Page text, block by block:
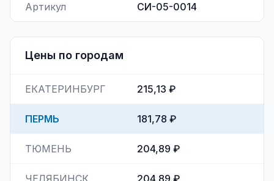
Артикул СИ-05-0014
Цены по городам
ЕКАТЕРИНБУРГ 215,13 ₽
ПЕРМЬ 181,78 ₽
ТЮМЕНЬ 204,89 ₽